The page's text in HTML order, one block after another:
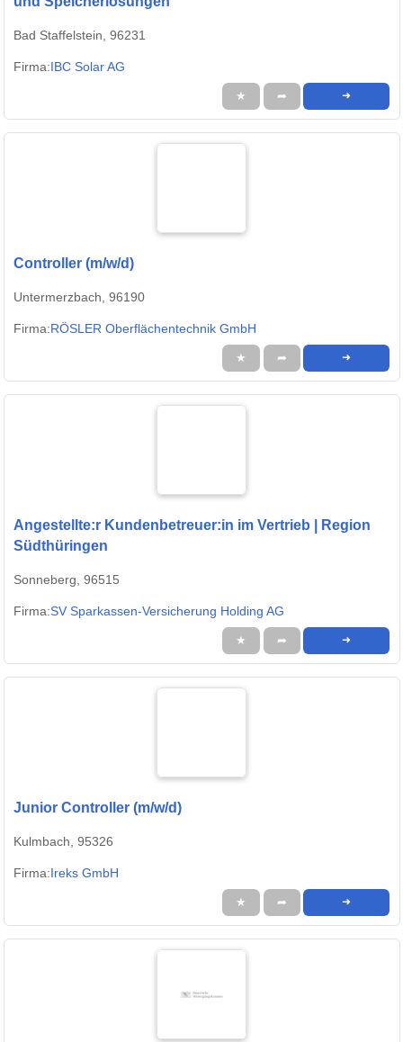
Bad Staffelstein, 96231
Firma:IBC Solar AG
★ ➦ ➜
Controller (m/w/d)
Untermerzbach, 96190
Firma:RÖSLER Oberflächentechnik GmbH
★ ➦ ➜
Angestellte:r Kundenbetreuer:in im Vertrieb | Region
Südthüringen
Sonneberg, 96515
Firma:SV Sparkassen-Versicherung Holding AG
★ ➦ ➜
Junior Controller (m/w/d)
Kulmbach, 95326
Firma:Ireks GmbH
★ ➦ ➜